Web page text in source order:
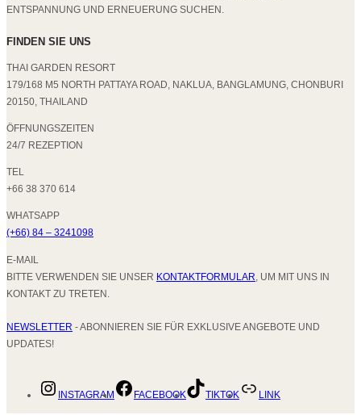
NTSPANNUNG UND ERNEUERUNG SUCHEN.
FINDEN SIE UNS
THAI GARDEN RESORT
179/168 M5 NORTH PATTAYA ROAD, NAKLUA, BANGLAMUNG, CHONBURI
20150, THAILAND
ÖFFNUNGSZEITEN
24/7 REZEPTION
TEL
+66 38 370 614
WHATSAPP
(+66) 84 – 3241098
E-MAIL
BITTE VERWENDEN SIE UNSER KONTAKTFORMULAR , UM MIT UNS IN
KONTAKT ZU TRETEN.
NEWSLETTER - ABONNIEREN SIE FÜR EXKLUSIVE ANGEBOTE UND
UPDATES!
INSTAGRAM FACEBOOK TIKTOK LINK